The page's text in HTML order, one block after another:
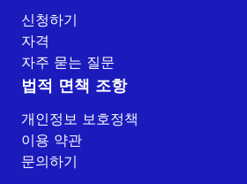
신청하기
자격
자주 묻는 질문
법적 면책 조항
개인정보 보호정책
이용 약관
문의하기